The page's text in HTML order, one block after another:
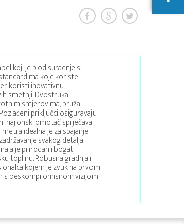
koji je plod suradnje s
koje koriste
koristi inovativnu
smetnji. Dvostruka
smjerovima, pruža
priključci osiguravaju
najlonski omotač sprječava
idealna je za spajanje
svakog detalja
je prirodan i bogat
toplinu. Robusna gradnja i
kojem je zvuk na prvom
s beskompromisnom vizijom